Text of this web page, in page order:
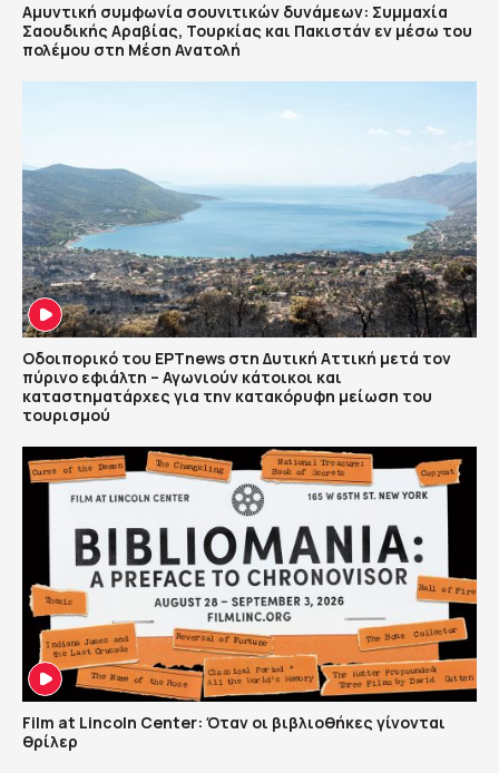
Αμυντική συμφωνία σουνιτικών δυνάμεων: Συμμαχία
Σαουδικής Αραβίας, Τουρκίας και Πακιστάν εν μέσω του
πολέμου στη Μέση Ανατολή
Οδοιπορικό του ΕΡΤnews στη Δυτική Αττική μετά τον
πύρινο εφιάλτη – Αγωνιούν κάτοικοι και
καταστηματάρχες για την κατακόρυφη μείωση του
τουρισμού
Film at Lincoln Center: Όταν οι βιβλιοθήκες γίνονται
θρίλερ